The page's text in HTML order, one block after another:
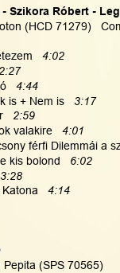
- Szikora Róbert -
(HCD 71279)
4:02
2:27
4:44
is + Nem is 3:17
2:59
valakire 4:01
férfi Dilemmái a
kis bolond 6:02
3:28
Katona 4:14
Pepita (SPS 70565)